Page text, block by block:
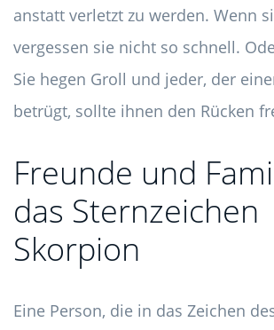
anstatt verletzt zu werden. Wenn
vergessen sie nicht so schnell.
Sie hegen Groll und jeder, der
betrügt, sollte ihnen den Rücken
Freunde und
das Sternzeichen
Skorpion
Eine Person, die in das Zeichen